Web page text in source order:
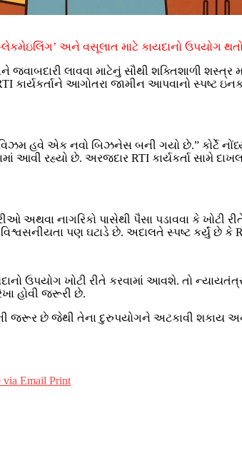
અને વસૂલાત માટે કાયદાનો ઉપયોગ થતો
અને જવાબદારી લાવવા માટેનું સૌથી શક્તિશાળી
આગોતરા જામીન આપવાનો સ્પષ્ટ
હવે એક નવો બિઝનેસ બની ગયો છે.” કોર્ટે
રહ્યો છે. અરજદાર RTI કાર્યકર્તા સામે
અથવા નાગરિકો પાસેથી પૈસા પડાવવા કે ખોટી
પણ ઘટાડે છે. અદાલતે સ્પષ્ટ કર્યું છે કે
ઉપયોગ ખોટી રીતે કરવામાં આવશે. તો
હોવી જરૂરી છે.
જરૂર છે જેથી તેના દુરુપયોગને અટકાવી શકાય અને
via Email Print